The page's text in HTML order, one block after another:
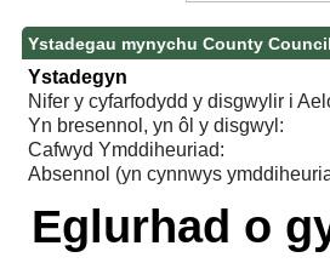
Ystadegau mynychu County
Ystadegyn
Nifer y cyfarfodydd y disgwylir i
Yn bresennol, yn ôl y disgwyl:
Cafwyd Ymddiheuriad:
Absennol (yn cynnwys
Eglurhad o